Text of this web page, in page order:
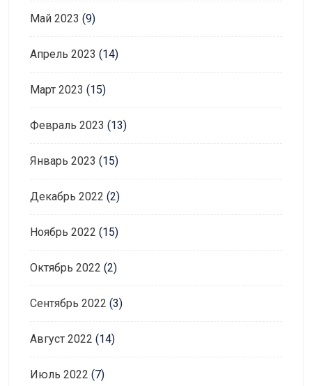
Май 2023 (9)
Апрель 2023 (14)
Март 2023 (15)
Февраль 2023 (13)
Январь 2023 (15)
Декабрь 2022 (2)
Ноябрь 2022 (15)
Октябрь 2022 (2)
Сентябрь 2022 (3)
Август 2022 (14)
Июль 2022 (7)